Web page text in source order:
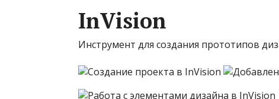
InVision
Инструмент для создания прототипов